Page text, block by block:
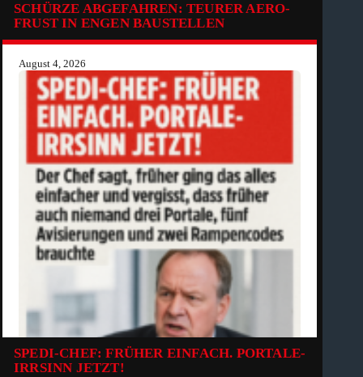
SCHÜRZE ABGEFAHREN: TEURER AERO-
FRUST IN ENGEN BAUSTELLEN
August 4, 2026
SPEDI-CHEF: FRÜHER EINFACH. PORTALE-
IRRSINN JETZT!